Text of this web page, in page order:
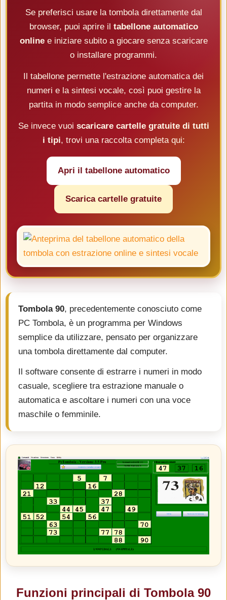
Se preferisci usare la tombola direttamente dal
browser, puoi aprire il tabellone automatico
onlinee iniziare subito a giocare senza scaricare
o installare programmi.
Il tabellone permette l'estrazione automatica dei
numeri e la sintesi vocale, così puoi gestire la
partita in modo semplice anche da computer.
Se invece vuoi scaricare cartelle gratuite di tutti
i tipi, trovi una raccolta completa qui:
Apri il tabellone automatico
Scarica cartelle gratuite
Tombola 90, precedentemente conosciuto come
PC Tombola, è un programma per Windows
semplice da utilizzare, pensato per organizzare
una tombola direttamente dal computer.
Il software consente di estrarre i numeri in modo
casuale, scegliere tra estrazione manuale o
automatica e ascoltare i numeri con una voce
maschile o femminile.
Funzioni principali di Tombola 90